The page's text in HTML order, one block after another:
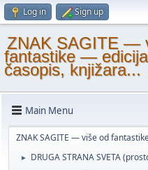
Log in Sign up
ZNAK SAGITE —
fantastike —
časopis, knjižara...
Main Menu
ZNAK SAGITE — više od
► DRUGA STRANA SVETA